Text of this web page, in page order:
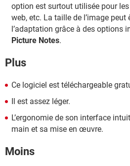
option est surtout utilisée pour
web, etc. La taille de l’image peut
l’adaptation grâce à des options
Picture Notes.
Plus
Ce logiciel est téléchargeable
Il est assez léger.
L’ergonomie de son interface
main et sa mise en œuvre.
Moins